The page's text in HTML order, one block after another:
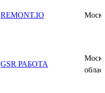
REMONT.IO
GSR РАБОТА